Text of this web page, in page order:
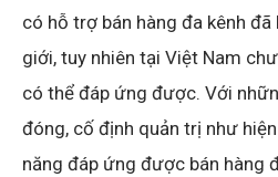
có hỗ trợ bán hàng đa kênh
giới, tuy nhiên tại Việt Nam
có thể đáp ứng được. Với
đóng, cố định quản trị như
năng đáp ứng được bán hàng